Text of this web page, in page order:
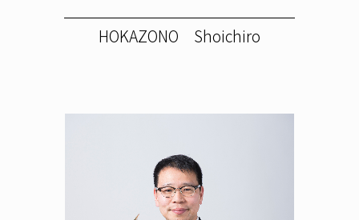
HOKAZONO Shoichiro